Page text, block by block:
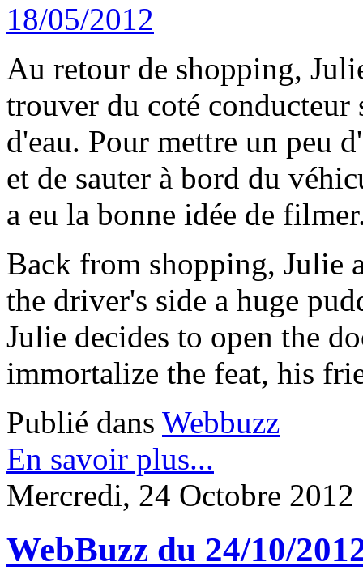
Au retour de shopping,
trouver du coté
d'eau. Pour mettre un peu
et de sauter à bord du
a eu la bonne idée de
Back from shopping, Julie
the driver's side a huge
Julie decides to open the
immortalize the feat, his
Publié dans Webbuzz
En savoir plus...
Mercredi, 24 Octobre 2012
WebBuzz du 24/10/